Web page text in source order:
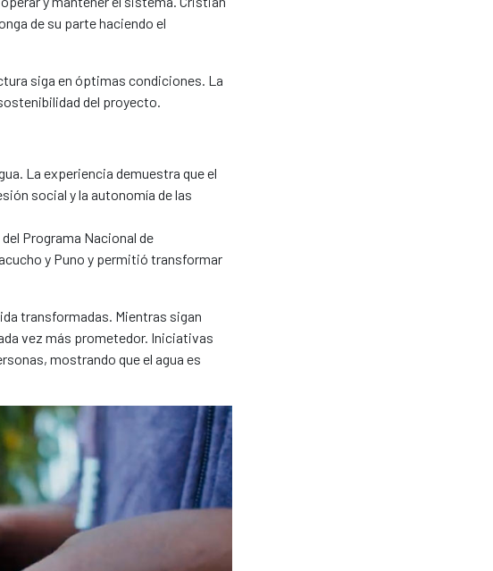
de su parte haciendo el
siga en óptimas condiciones. La
del proyecto.
La experiencia demuestra que el
social y la autonomía de las
Programa Nacional de
y Puno y permitió transformar
transformadas. Mientras sigan
vez más prometedor. Iniciativas
mostrando que el agua es